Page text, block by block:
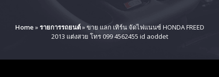
Home »รายการรถยนต์»ขาย แลก เทิร์น จัดไฟแนนซ์ HONDA FREED
2013 แต่งสวย โทร 099 4562455 id aoddet